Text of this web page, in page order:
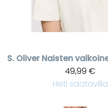
S. Oliver
49,99 €
Heti saatavilla